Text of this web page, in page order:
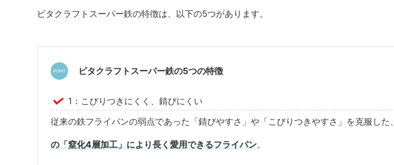
ビタクラフトスーパー鉄の特徴は、以下の5つがあります。
ビタクラフトスーパー鉄の5つの特徴
1：こびりつきにくく、錆びにくい
従来の鉄フライパンの弱点であった「錆びやすさ」や「こびりつきやすさ」を克服した、
の「窒化4層加工」により長く愛用できるフライパン。